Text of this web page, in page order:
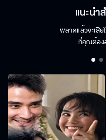
แนะน
พลาดแล้วจะเสีย
ที่คุณต้อง